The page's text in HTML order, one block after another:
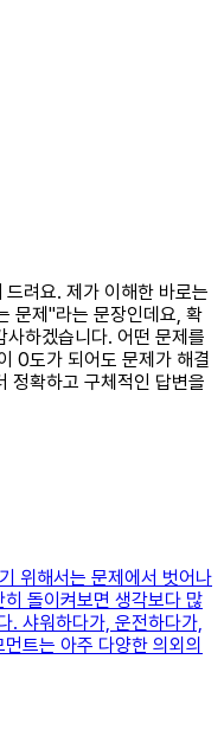
드려요. 제가 이해한 바로는
문제"라는 문장인데요, 확
하겠습니다. 어떤 문제를
0도가 되어도 문제가 해결
정확하고 구체적인 답변을
위해서는 문제에서 벗어나
돌이켜보면 생각보다 많
. 샤워하다가, 운전하다가,
트는 아주 다양한 의외의